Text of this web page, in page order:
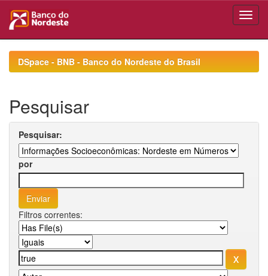
navigationDSpace - BNB - Banco do Nordeste do Brasil
Pesquisar
Pesquisar:
por
Filtros correntes: